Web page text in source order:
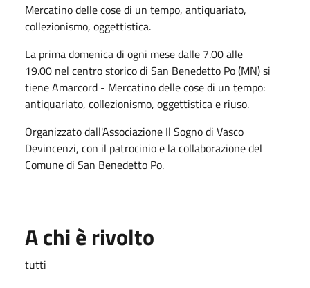
Mercatino delle cose di un tempo, antiquariato,
collezionismo, oggettistica.
La prima domenica di ogni mese dalle 7.00 alle
19.00 nel centro storico di San Benedetto Po (MN) si
tiene Amarcord - Mercatino delle cose di un tempo:
antiquariato, collezionismo, oggettistica e riuso.
Organizzato dall'Associazione Il Sogno di Vasco
Devincenzi, con il patrocinio e la collaborazione del
Comune di San Benedetto Po.
A chi è rivolto
tutti